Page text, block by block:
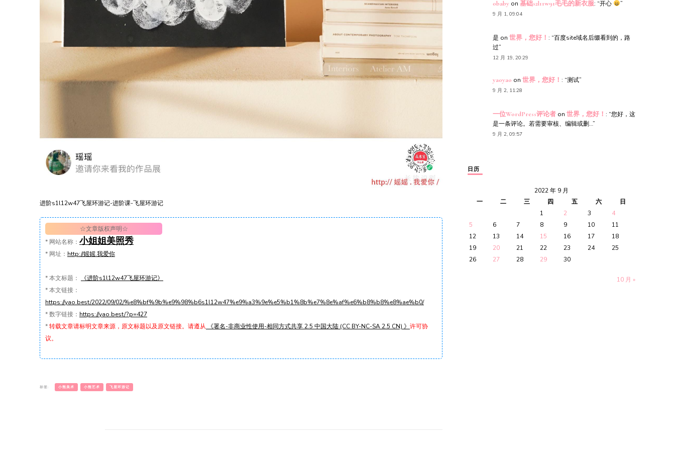
进阶s1l12w47飞屋环游记-进阶课-飞屋环游记
☆文章版权声明☆
* 网站名称： 小姐姐美照秀
* 网址： http://媱媱.我爱你
*本文标题：
《进阶s1l12w47飞屋环游记》
*本文链接：
https://yao.best/2022/09/02/%e8%bf%9b%e9%98%b6s1l12w47%e9%a3%9e%e5%b1%8b%e7%8e%af%e6%b8%b8%e8%ae%b0/
*数字链接： https://yao.best/?p=427
*转载文章请标明文章来源，原文标题以及原文链接。请遵从 《署名-非商业性使用-相同方式共享 2.5 中国大陆 (CC BY-NC-SA 2.5 CN) 》 许可协
议。
标签: 小熊美术 小熊艺术 飞屋环游记
obabyon 基础s2l11w91毛毛的新衣服: “开心 ”
9 月 1, 09:04
是 on 世界，您好！ : “百度site域名后缀看到的，路
过”
12 月 19, 20:29
yaoyao on 世界，您好！ : “测试”
9 月 2, 11:28
一位WordPress评论者on 世界，您好！ : “您好，这
是一条评论。若需要审核、编辑或删…”
9 月 2, 09:57
日历
2022 年 9 月
一
二 三 四 五 六
日
1
2 3
4
5
6 7 8 9 10
11
12
13 14 15 16 17
18
19
20 21 22 23 24
25
26
27 28 29 30
10 月 »